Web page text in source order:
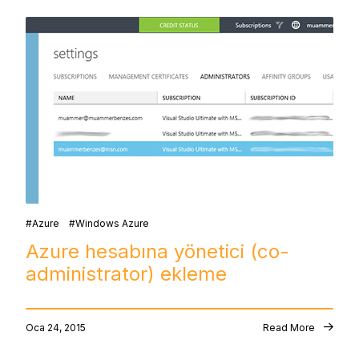
Azure Windows Azure
Azure hesabına yönetici (co-
administrator) ekleme
Oca 24, 2015 Read More